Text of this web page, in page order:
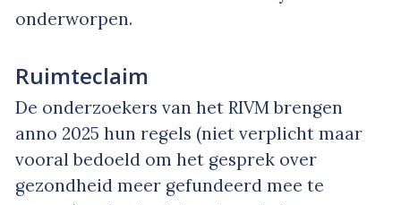
onderworpen.
Ruimteclaim
De onderzoekers van het RIVM brengen
anno 2025 hun regels (niet verplicht maar
vooral bedoeld om het gesprek over
gezondheid meer gefundeerd mee te